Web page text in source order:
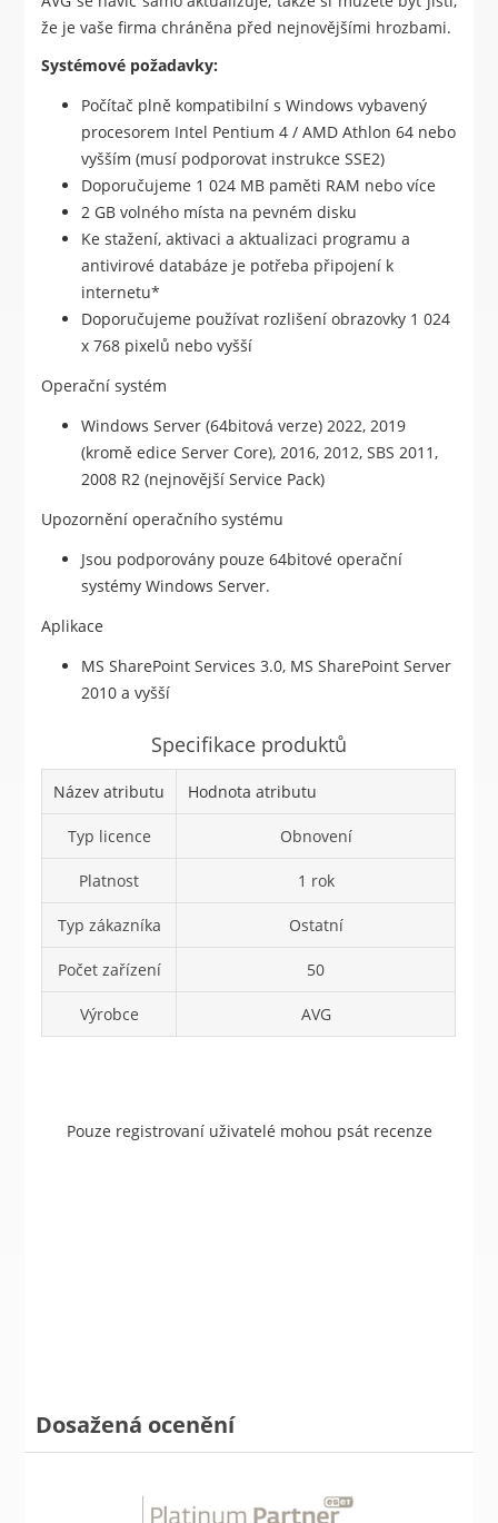
že je vaše firma chráněna před nejnovějšími hrozbami.
Systémové požadavky:
Počítač plně kompatibilní s Windows vybavený
procesorem Intel Pentium 4 / AMD Athlon 64 nebo
vyšším (musí podporovat instrukce SSE2)
Doporučujeme 1 024 MB paměti RAM nebo více
2 GB volného místa na pevném disku
Ke stažení, aktivaci a aktualizaci programu a
antivirové databáze je potřeba připojení k
internetu*
Doporučujeme používat rozlišení obrazovky 1 024
x 768 pixelů nebo vyšší
Operační systém
Windows Server (64bitová verze) 2022, 2019
(kromě edice Server Core), 2016, 2012, SBS 2011,
2008 R2 (nejnovější Service Pack)
Upozornění operačního systému
Jsou podporovány pouze 64bitové operační
systémy Windows Server.
Aplikace
MS SharePoint Services 3.0, MS SharePoint Server
2010 a vyšší
Specifikace produktů
Název atributu Hodnota atributu
Typ licence Obnovení
Platnost 1 rok
Typ zákazníka Ostatní
Počet zařízení 50
Výrobce AVG
Pouze registrovaní uživatelé mohou psát recenze
Dosažená ocenění